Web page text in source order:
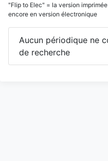
"Flip to Elec" = la version
encore en version électronique
Aucun périodique ne
de recherche